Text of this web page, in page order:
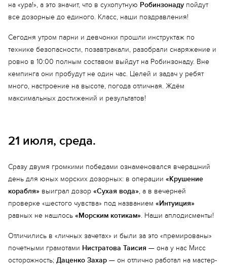
на «ура!», а это значит, что в сухопутную Робинзонаду пойдут
все дозорные до единого. Класс, наши поздравления!
Сегодня утром парни и девчонки прошли инструктаж по
технике безопасности, позавтракали, разобрали снаряжение и
ровно в 10:00 полным составом выйдут на Робинзонаду. Вне
кемпинга они пробудут не один час. Целей и задач у ребят
много, настроение на высоте, погода отличная. Ждём
максимальных достижений и результатов!
21 июля, среда.
Сразу двумя громкими победами ознаменовался вчерашний
день для юных морских дозорных: в операции «Крушение
корабля» выиграл дозор «Сухая вода», а в вечерней
проверке «шестого чувства» под названием «Интуиция»
равных не нашлось «Морским котикам». Наши аплодисменты!
Отличились в «личных зачетах» и были за это «премированы»
почетными грамотами Нистратова Таисия — она у нас Мисс
осторожность; Даценко Захар — он отлично работал на мастер-